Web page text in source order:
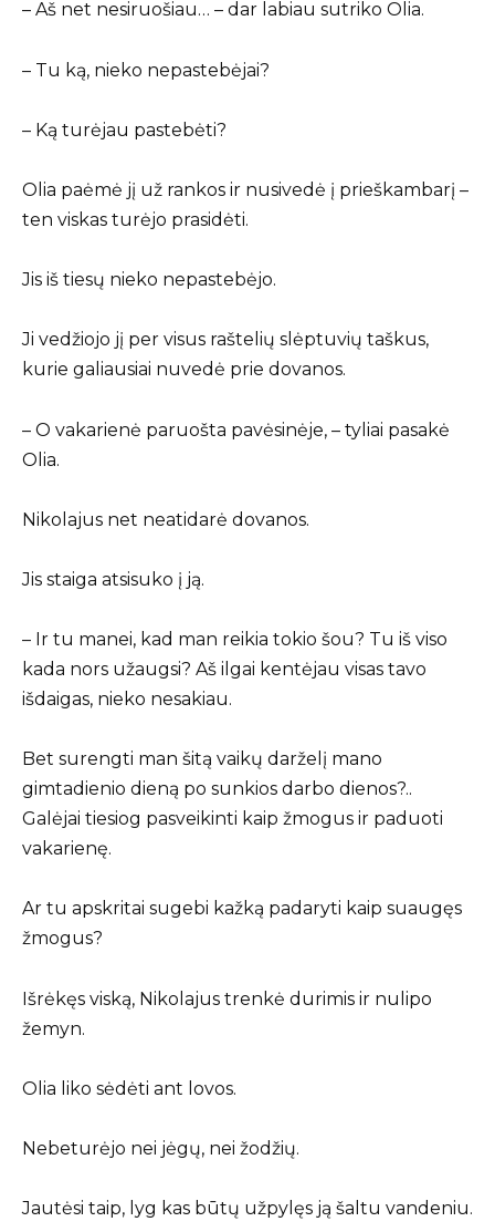
– Aš net nesiruošiau… – dar labiau sutriko Olia.
– Tu ką, nieko nepastebėjai?
– Ką turėjau pastebėti?
Olia paėmė jį už rankos ir nusivedė į prieškambarį –
ten viskas turėjo prasidėti.
Jis iš tiesų nieko nepastebėjo.
Ji vedžiojo jį per visus raštelių slėptuvių taškus,
kurie galiausiai nuvedė prie dovanos.
– O vakarienė paruošta pavėsinėje, – tyliai pasakė
Olia.
Nikolajus net neatidarė dovanos.
Jis staiga atsisuko į ją.
– Ir tu manei, kad man reikia tokio šou? Tu iš viso
kada nors užaugsi? Aš ilgai kentėjau visas tavo
išdaigas, nieko nesakiau.
Bet surengti man šitą vaikų darželį mano
gimtadienio dieną po sunkios darbo dienos?..
Galėjai tiesiog pasveikinti kaip žmogus ir paduoti
vakarienę.
Ar tu apskritai sugebi kažką padaryti kaip suaugęs
žmogus?
Išrėkęs viską, Nikolajus trenkė durimis ir nulipo
žemyn.
Olia liko sėdėti ant lovos.
Nebeturėjo nei jėgų, nei žodžių.
Jautėsi taip, lyg kas būtų užpylęs ją šaltu vandeniu.